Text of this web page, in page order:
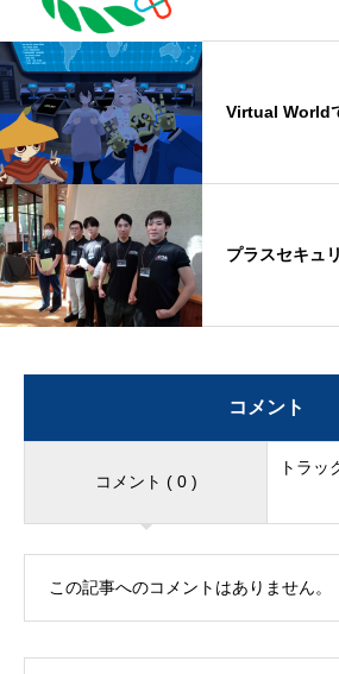
Virtual World
プラスセキュ
コメント
コメント ( 0 )
トラッ
この記事へのコメントはありません。